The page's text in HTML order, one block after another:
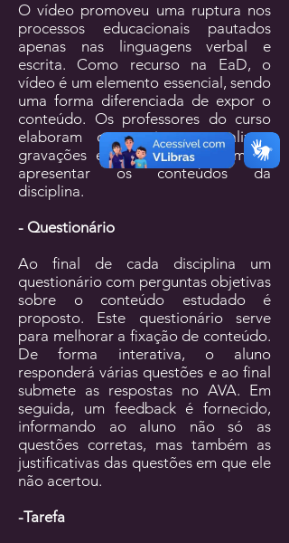
O vídeo promoveu uma ruptura nos
processos educacionais pautados
apenas nas linguagens verbal e
escrita. Como recurso na EaD, o
vídeo é um elemento essencial, sendo
uma forma diferenciada de expor o
conteúdo. Os professores do curso
elaboram os roteiros e realizam
gravações em estúdio, de forma a
apresentar os conteúdos da
disciplina.
- Questionário
Ao ﬁnal de cada disciplina um
questionário com perguntas objetivas
sobre o conteúdo estudado é
proposto. Este questionário serve
para melhorar a ﬁxação de conteúdo.
De forma interativa, o aluno
responderá várias questões e ao ﬁnal
submete as respostas no AVA. Em
seguida, um feedback é fornecido,
informando ao aluno não só as
questões corretas, mas também as
justiﬁcativas das questões em que ele
não acertou.
-Tarefa